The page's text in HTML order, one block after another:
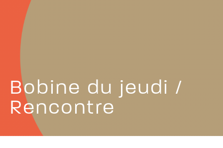
Bobine du jeudi /
Rencontre